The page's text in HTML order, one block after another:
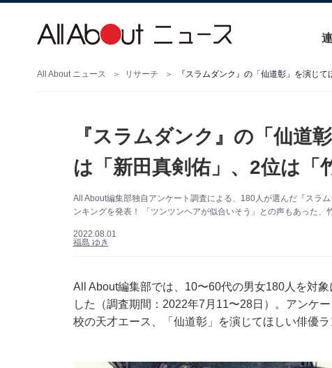
All About ニュース リサーチ 『スラムダンク』の「仙道彰」を演じ
『スラムダンク』の「仙道
は「新田真剣佑」、2位は「
All About編集部独自アンケート調査による、180人が選んだ『スラ
ンキングを発表！ 「ツンツンヘアが似合いそう」との声もあった、
2022.08.01
福島 ゆき
All About編集部では、10〜60代の男女180人を対
した（調査期間：2022年7月11〜28日）。アンケ
校の天才エース、「仙道彰」を演じてほしい俳優ラ